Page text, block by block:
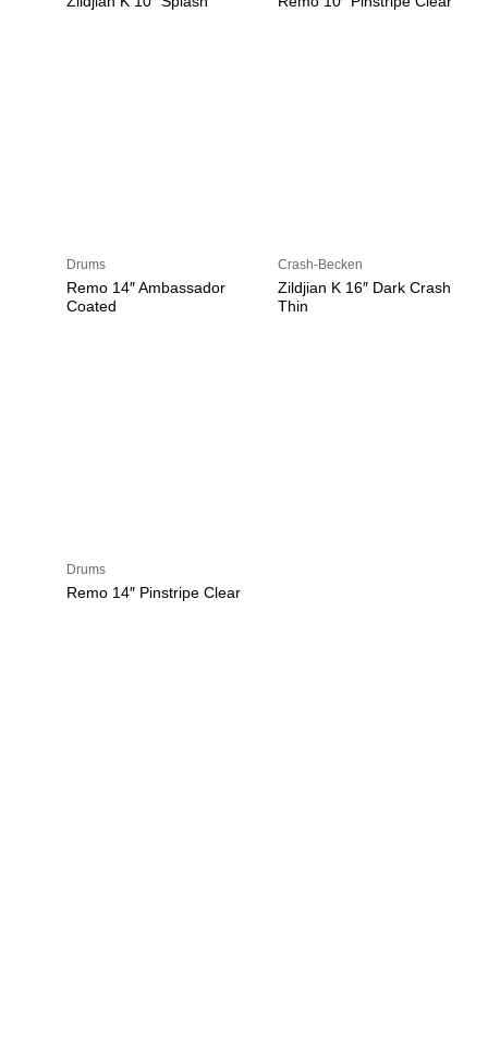
Drums
Remo 14″ Ambassador
Coated
Crash-Becken
Zildjian K 16″ Dark Crash
Thin
Drums
Remo 14″ Pinstripe Clear